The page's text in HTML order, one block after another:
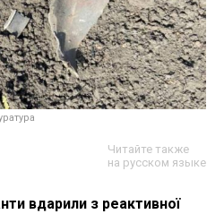
Читайте также
на русском языке
вдарили з реактивної